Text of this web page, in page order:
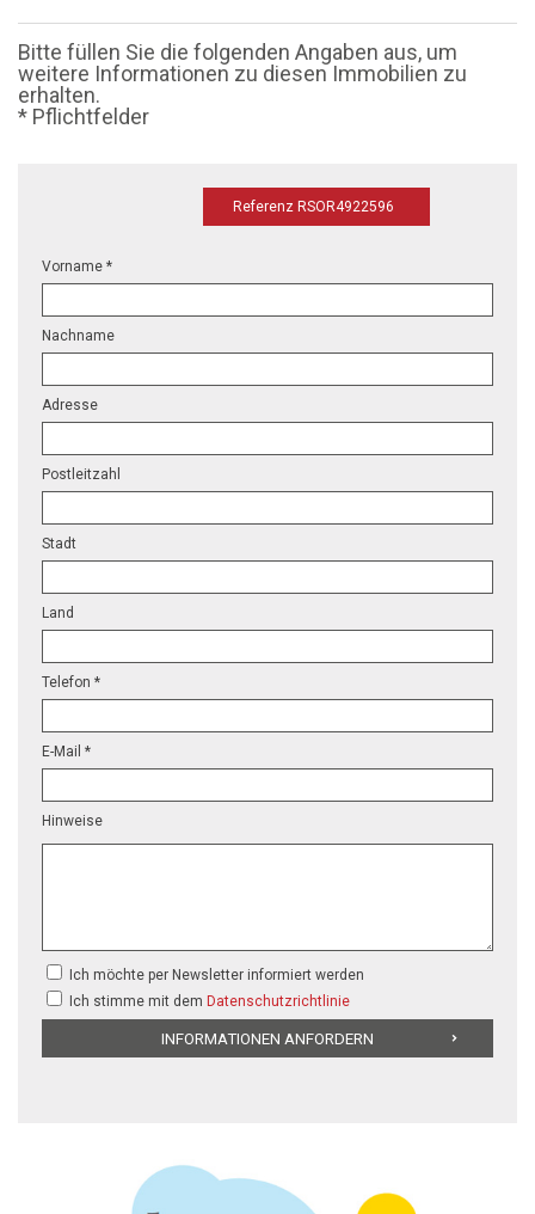
Bitte füllen Sie die folgenden Angaben aus, um
weitere Informationen zu diesen Immobilien zu
erhalten.
* Pflichtfelder
Referenz RSOR4922596
Vorname *
Nachname
Adresse
Postleitzahl
Stadt
Land
Telefon *
E-Mail *
Hinweise
Ich möchte per Newsletter informiert werden
Ich stimme mit dem Datenschutzrichtlinie